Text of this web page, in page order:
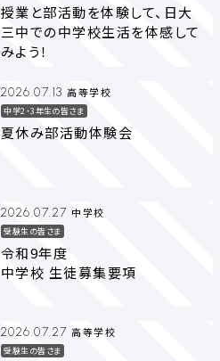
授業と部活動を体験して、日大
三中での中学校生活を体感して
みよう！
2026.07.13 高等学校
中学2・3年生の皆さま
夏休み部活動体験会
2026.07.27 中学校
受験生の皆さま
令和9年度
中学校 生徒募集要項
2026.07.27 高等学校
受験生の皆さま